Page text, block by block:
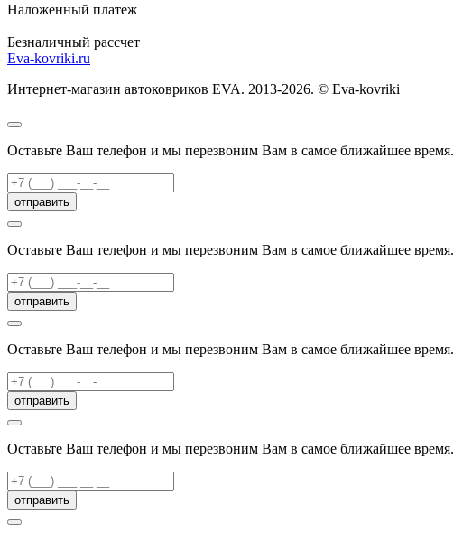
Наложенный платеж
Безналичный рассчет
Eva-kovriki.ru
Интернет-магазин автоковриков EVA. 2013-2026. © Eva-kovriki
Оставьте Ваш телефон и мы перезвоним Вам в самое ближайшее время.
отправить
Оставьте Ваш телефон и мы перезвоним Вам в самое ближайшее время.
отправить
Оставьте Ваш телефон и мы перезвоним Вам в самое ближайшее время.
отправить
Оставьте Ваш телефон и мы перезвоним Вам в самое ближайшее время.
отправить